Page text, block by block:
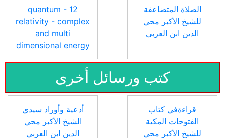
الصلاة المتضاعفة
للشيخ الأكبر محي
الدين ابن العربي
12 - quantum
relativity - complex
and multi
dimensional energy
كتب ورسائل أخرى
قراءةفي كتاب
الفتوحات المكية
للشيخ الأكبر محي
أدعية وأوراد سيدي
الشيخ الأكبر محي
الدين ابن العربي